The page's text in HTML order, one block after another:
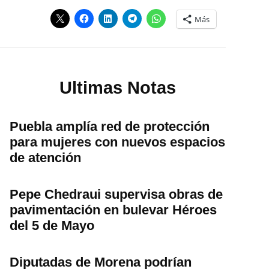
Más
Ultimas Notas
Puebla amplía red de protección
para mujeres con nuevos espacios
de atención
Pepe Chedraui supervisa obras de
pavimentación en bulevar Héroes
del 5 de Mayo
Diputadas de Morena podrían